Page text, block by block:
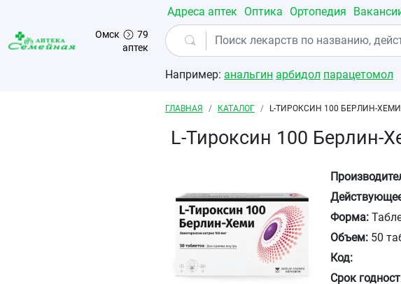
Перейти к основному содержанию
Омск
79
аптек
Адреса аптек Оптика Ортопедия
Например: анальгин арбидол парацетомол
Строка навигации
ГЛАВНАЯ КАТАЛОГ L-ТИРОКСИН 100 БЕРЛИН-
L-Тироксин 100 Берлин-
Форма:
Объем: 50
Код:
Срок